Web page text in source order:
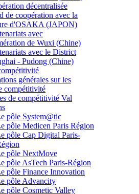
décentralisée
de coopération avec la
d'OSAKA (JAPON)
avec
de Wuxi (Chine)
avec le District
- Pudong (Chine)
générales sur les
compétitivité
de compétitivité Val
pôle System@tic
pôle Medicen Paris Région
pôle Cap Digital Paris-
pôle NextMove
pôle AsTech Paris-Région
pôle Finance Innovation
pôle Advancity
pôle Cosmetic Valley